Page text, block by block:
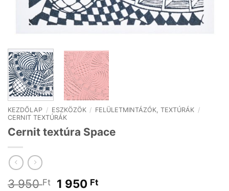
KEZDŐLAP / ESZKÖZÖK / FELÜLETMINTÁZÓK, TEXTÚRÁK /
CERNIT TEXTÚRÁK
Cernit textúra Space
3 950Ft
Original
1 950 FtCurrent